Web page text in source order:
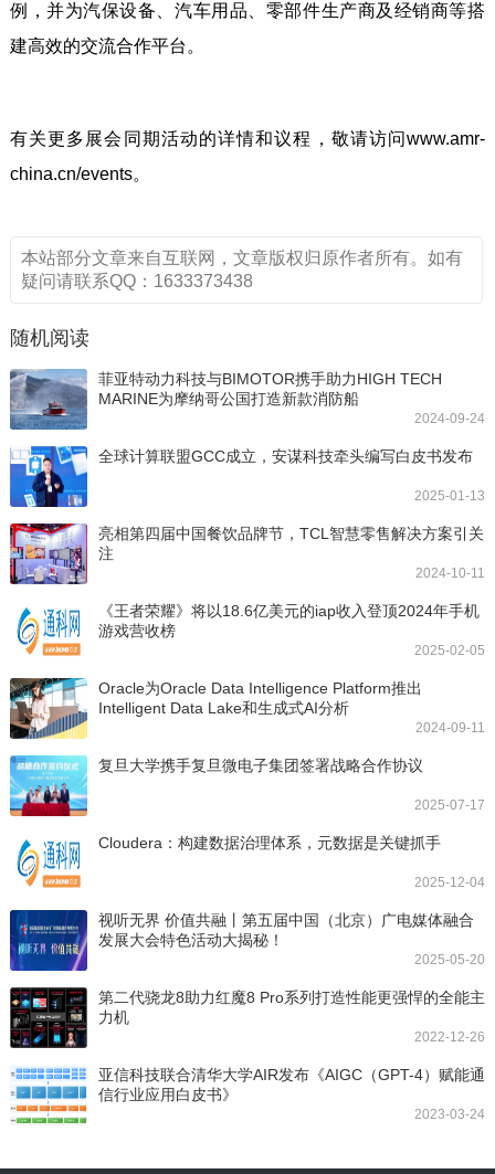
例，并为汽保设备、汽车用品、零部件生产商及经销商等搭
建高效的交流合作平台。
有关更多展会同期活动的详情和议程，敬请访问www.amr-
china.cn/events。
本站部分文章来自互联网，文章版权归原作者所有。如有
疑问请联系QQ：1633373438
随机阅读
菲亚特动力科技与BIMOTOR携手助力HIGH TECH
MARINE为摩纳哥公国打造新款消防船
2024-09-24
全球计算联盟GCC成立，安谋科技牵头编写白皮书发布
2025-01-13
亮相第四届中国餐饮品牌节，TCL智慧零售解决方案引关
注
2024-10-11
《王者荣耀》将以18.6亿美元的iap收入登顶2024年手机
游戏营收榜
2025-02-05
Oracle为Oracle Data Intelligence Platform推出
Intelligent Data Lake和生成式AI分析
2024-09-11
复旦大学携手复旦微电子集团签署战略合作协议
2025-07-17
Cloudera：构建数据治理体系，元数据是关键抓手
2025-12-04
视听无界 价值共融丨第五届中国（北京）广电媒体融合
发展大会特色活动大揭秘！
2025-05-20
第二代骁龙8助力红魔8 Pro系列打造性能更强悍的全能主
力机
2022-12-26
亚信科技联合清华大学AIR发布《AIGC（GPT-4）赋能通
信行业应用白皮书》
2023-03-24